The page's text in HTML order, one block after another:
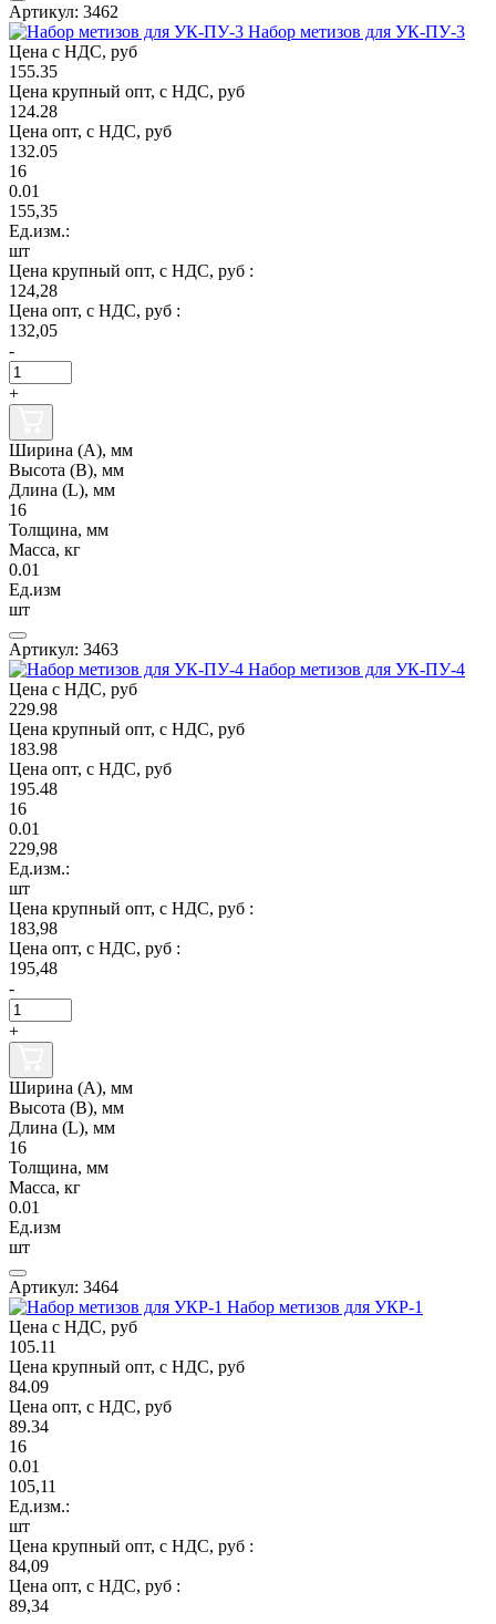
Артикул: 3462
Набор метизов для УК-ПУ-3
Цена с НДС, руб
155.35
Цена крупный опт, с НДС, руб
124.28
Цена опт, с НДС, руб
132.05
16
0.01
155,35
Ед.изм.:
шт
Цена крупный опт, с НДС, руб :
124,28
Цена опт, с НДС, руб :
132,05
-
+
Ширина (А), мм
Высота (В), мм
Длина (L), мм
16
Толщина, мм
Масса, кг
0.01
Ед.изм
шт
Артикул: 3463
Набор метизов для УК-ПУ-4
Цена с НДС, руб
229.98
Цена крупный опт, с НДС, руб
183.98
Цена опт, с НДС, руб
195.48
16
0.01
229,98
Ед.изм.:
шт
Цена крупный опт, с НДС, руб :
183,98
Цена опт, с НДС, руб :
195,48
-
+
Ширина (А), мм
Высота (В), мм
Длина (L), мм
16
Толщина, мм
Масса, кг
0.01
Ед.изм
шт
Артикул: 3464
Набор метизов для УКР-1
Цена с НДС, руб
105.11
Цена крупный опт, с НДС, руб
84.09
Цена опт, с НДС, руб
89.34
16
0.01
105,11
Ед.изм.:
шт
Цена крупный опт, с НДС, руб :
84,09
Цена опт, с НДС, руб :
89,34